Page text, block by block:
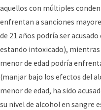
aquellos con múltiples
enfrentan a sanciones
de 21 años podría ser acusado
estando intoxicado),
menor de edad podría
(manjar bajo los efectos del
menor de edad, ha sido
su nivel de alcohol en sangre